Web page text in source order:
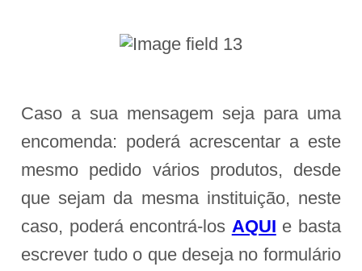
Caso a sua mensagem seja para uma
encomenda: poderá acrescentar a este
mesmo pedido vários produtos, desde
que sejam da mesma instituição, neste
caso, poderá encontrá-los AQUI e basta
escrever tudo o que deseja no formulário